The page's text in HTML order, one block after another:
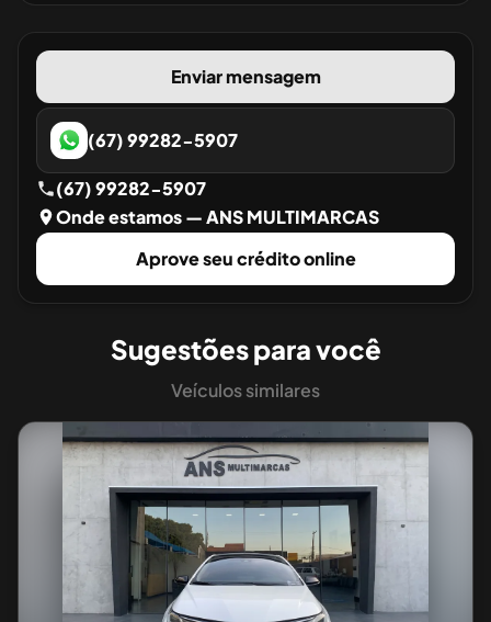
Enviar mensagem
(67) 99282-5907
(67) 99282-5907
Onde estamos— ANS MULTIMARCAS
Aprove seu crédito online
Sugestões para você
Veículos similares